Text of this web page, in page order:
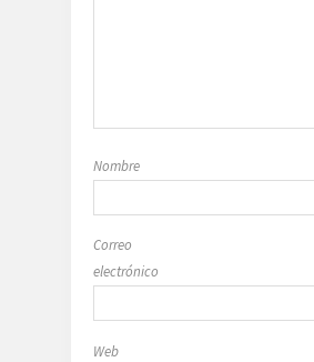
Nombre
Correo
electrónico
Web